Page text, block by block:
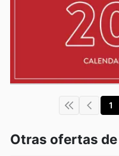
1
Otras ofertas